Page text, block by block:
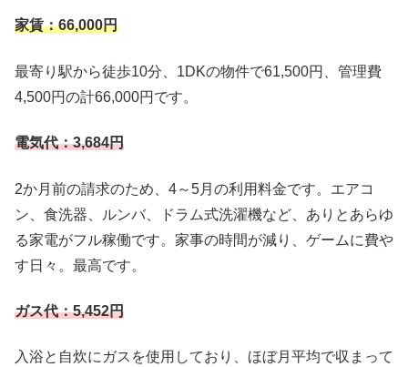
家賃：66,000円
最寄り駅から徒歩10分、1DKの物件で61,500円、管理費
4,500円の計66,000円です。
電気代：3,684円
2か月前の請求のため、4～5月の利用料金です。エアコ
ン、食洗器、ルンバ、ドラム式洗濯機など、ありとあらゆ
る家電がフル稼働です。家事の時間が減り、ゲームに費や
す日々。最高です。
ガス代：5,452円
入浴と自炊にガスを使用しており、ほぼ月平均で収まって